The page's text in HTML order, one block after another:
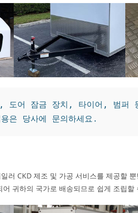
, 도어 잠금 장치, 타이어, 범퍼
은 당사에 문의하세요.
러 CKD 제조 및 가공 서비스를 제공할
귀하의 국가로 배송되므로 쉽게 조립할